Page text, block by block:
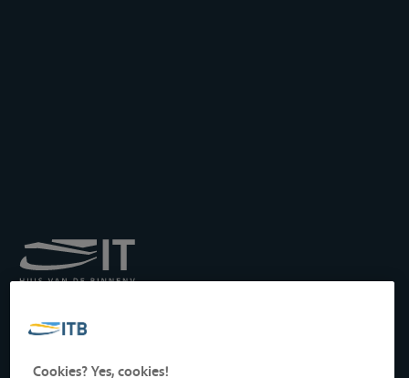
het Transport langs de
Drukpersstraat 19
Cookies? Yes, cookies!